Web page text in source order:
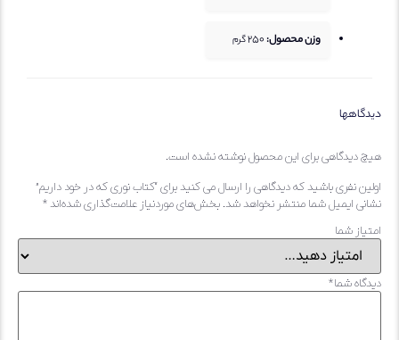
وزن محصول:250گرم
دیدگاهی برای این محصول نوشته نشده است.
نفری باشید که دیدگاهی را ارسال می کنید برای “کتاب نوری که در خود داریم”
ایمیل شما منتشر نخواهد شد.بخش‌های موردنیاز علامت‌گذاری شده‌اند*
شما
شما*